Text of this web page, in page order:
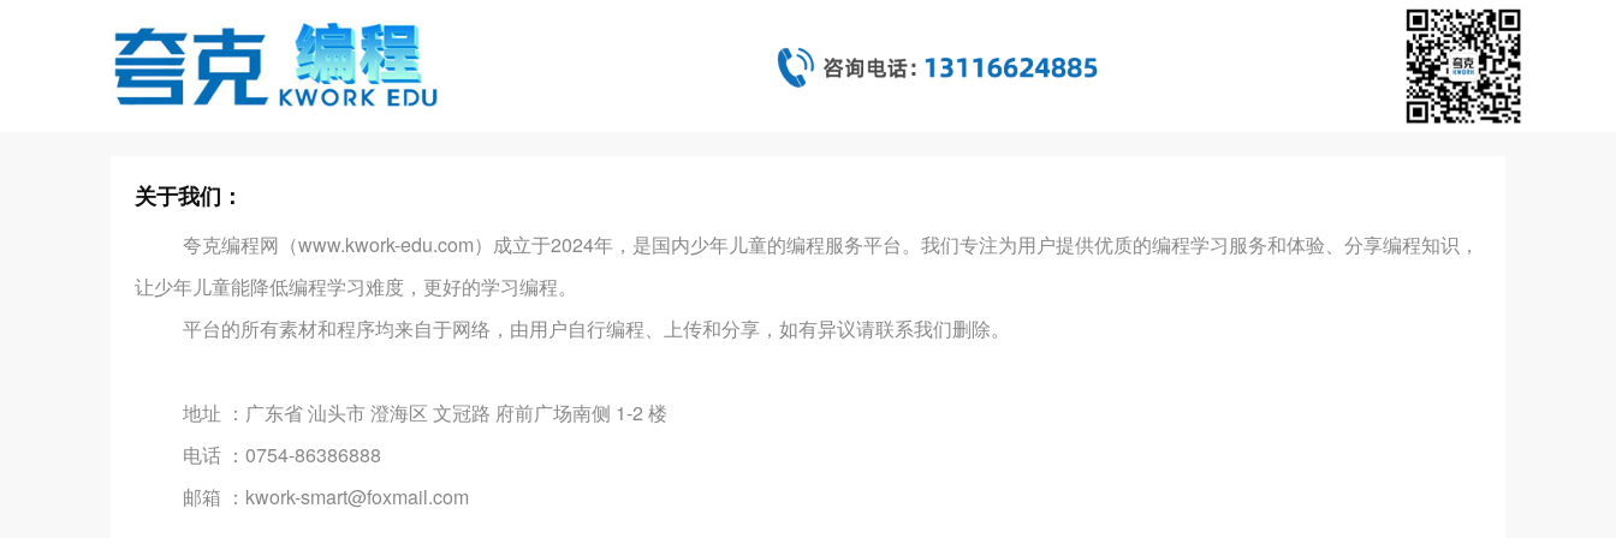
关于我们：
夸克编程网（www.kwork-edu.com）成立于2024年，是国内少年儿童的编程服务平台。我们专注为用户提供优质的编程学习服务和体验、分享编程知识，
让少年儿童能降低编程学习难度，更好的学习编程。
平台的所有素材和程序均来自于网络，由用户自行编程、上传和分享，如有异议请联系我们删除。
地址 ：广东省 汕头市 澄海区 文冠路 府前广场南侧 1-2 楼
电话 ：0754-86386888
邮箱 ：kwork-smart@foxmail.com